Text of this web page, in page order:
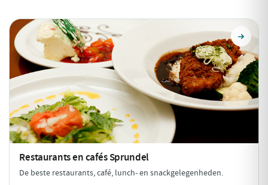
Restaurants en cafésSprundel
De beste restaurants, café, lunch- en snackgelegenheden.